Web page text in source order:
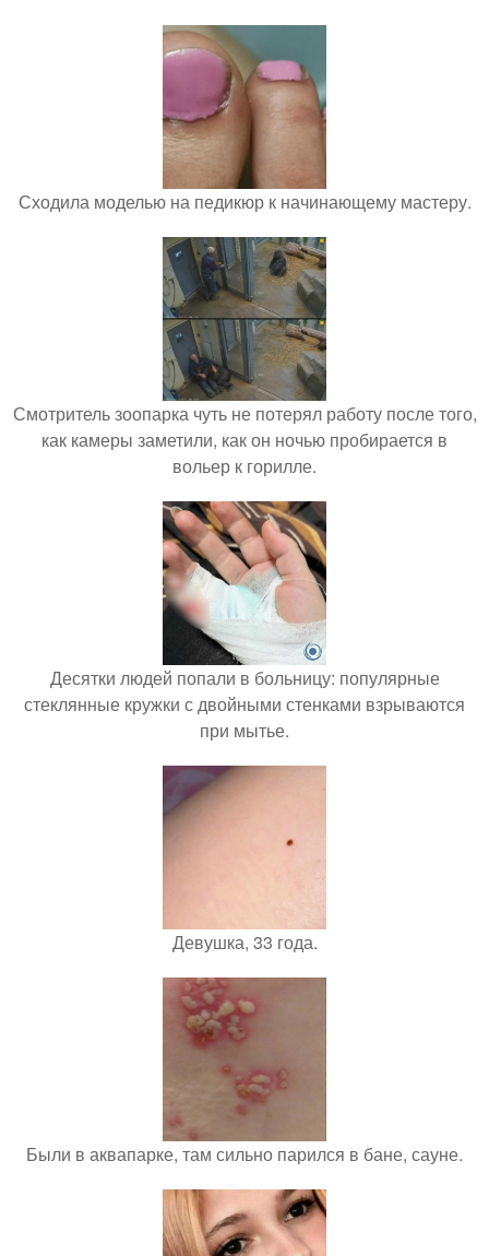
Сходила моделью на педикюр к начинающему мастеру.
Смотритель зоопарка чуть не потерял работу после того,
как камеры заметили, как он ночью пробирается в
вольер к горилле.
Десятки людей попали в больницу: популярные
стеклянные кружки с двойными стенками взрываются
при мытье.
Девушка, 33 года.
Были в аквапарке, там сильно парился в бане, сауне.